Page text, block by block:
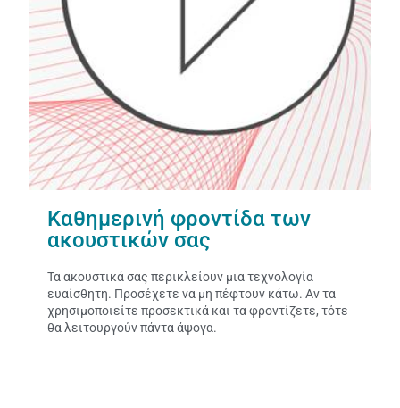
Καθημερινή φροντίδα των
ακουστικών σας
Τα ακουστικά σας περικλείουν μια τεχνολογία
ευαίσθητη. Προσέχετε να μη πέφτουν κάτω. Αν τα
χρησιμοποιείτε προσεκτικά και τα φροντίζετε, τότε
θα λειτουργούν πάντα άψογα.